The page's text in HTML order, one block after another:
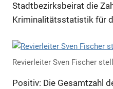
Stadtbezirksbeirat die
Kriminalitätsstatistik für
Revierleiter Sven Fischer
Positiv: Die Gesamtzahl